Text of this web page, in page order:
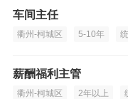
车间主任
衢州-柯城区 5-10年
薪酬福利主管
衢州-柯城区 2年以上